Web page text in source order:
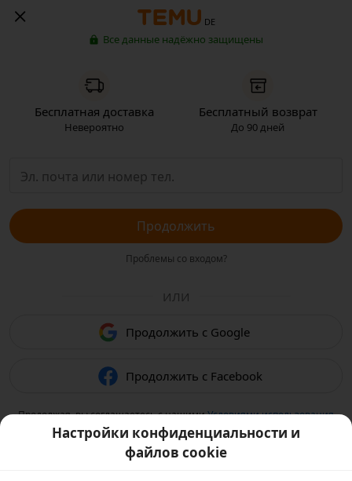
DE
Все данные надёжно защищены
Бесплатная доставка
Невероятно
Бесплатный возврат
До 90 дней
Продолжить
Проблемы со входом?
ИЛИ
Продолжить с Google
Продолжить с Facebook
Продолжая, вы соглашаетесь с нашимиУсловиями использования
и подтверждаете, что прочитали нашу Политику
конфиденциальности
Настройки конфиденциальности и
файлов cookie